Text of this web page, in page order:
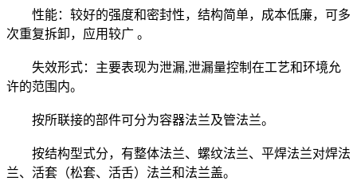
性能：较好的强度和密封性，结构简单，成本低廉，可多
次重复拆卸，应用较广 。
失效形式：主要表现为泄漏,泄漏量控制在工艺和环境允
许的范围内。
按所联接的部件可分为容器法兰及管法兰。
按结构型式分，有整体法兰、螺纹法兰、平焊法兰对焊法
兰、活套（松套、活舌）法兰和法兰盖。